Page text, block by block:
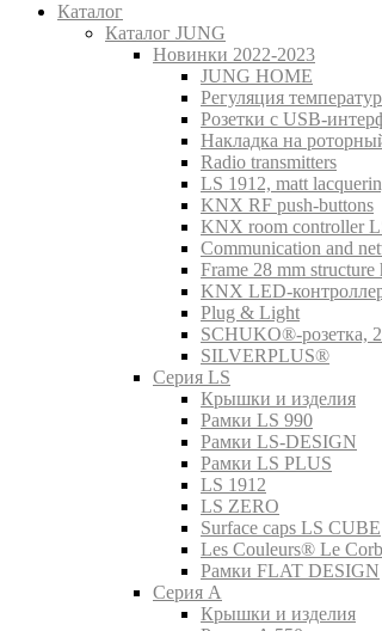
Каталог
Каталог JUNG
Новинки 2022-2023
JUNG HOME
Регуляция
Розетки с USB-
Накладка на
Radio transmitters
LS 1912, matt
KNX RF push-buttons
KNX room controller
Communication and
Frame 28 mm structure
KNX LED-
Plug & Light
SCHUKO®-розетка,
SILVERPLUS®
Серия LS
Крышки и изделия
Рамки LS 990
Рамки LS-DESIGN
Рамки LS PLUS
LS 1912
LS ZERO
Surface caps LS CUBE
Les Couleurs® Le
Рамки FLAT DESIGN
Серия A
Крышки и изделия